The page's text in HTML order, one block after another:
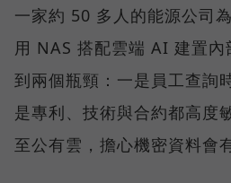
一家約 50 多人的能源公司
用 NAS 搭配雲端 AI 建置內
到兩個瓶頸：一是員工查詢
是專利、技術與合約都高度
至公有雲，擔心機密資料會